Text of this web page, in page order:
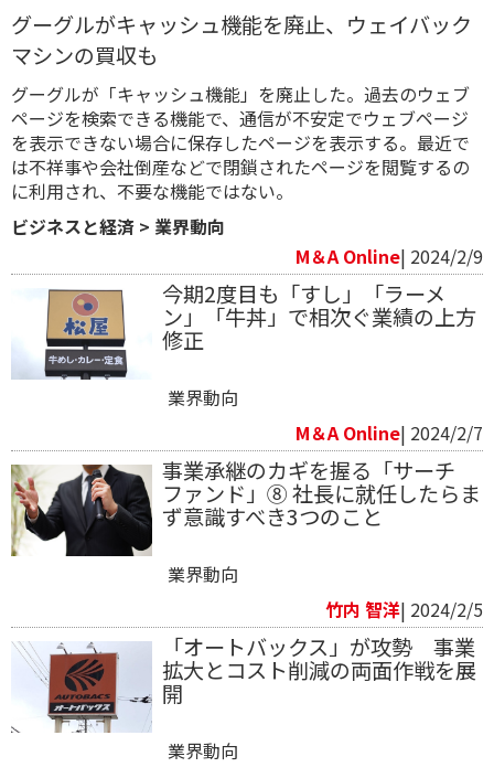
グーグルがキャッシュ機能を廃止、ウェイバック
マシンの買収も
グーグルが「キャッシュ機能」を廃止した。過去のウェブ
ページを検索できる機能で、通信が不安定でウェブページ
を表示できない場合に保存したページを表示する。最近で
は不祥事や会社倒産などで閉鎖されたページを閲覧するの
に利用され、不要な機能ではない。
ビジネスと経済 > 業界動向
M＆A Online| 2024/2/9
今期2度目も「すし」「ラーメ
ン」「牛丼」で相次ぐ業績の上方
修正
業界動向
M＆A Online| 2024/2/7
事業承継のカギを握る「サーチ
ファンド」⑧ 社長に就任したらま
ず意識すべき3つのこと
業界動向
竹内 智洋| 2024/2/5
「オートバックス」が攻勢 事業
拡大とコスト削減の両面作戦を展
開
業界動向